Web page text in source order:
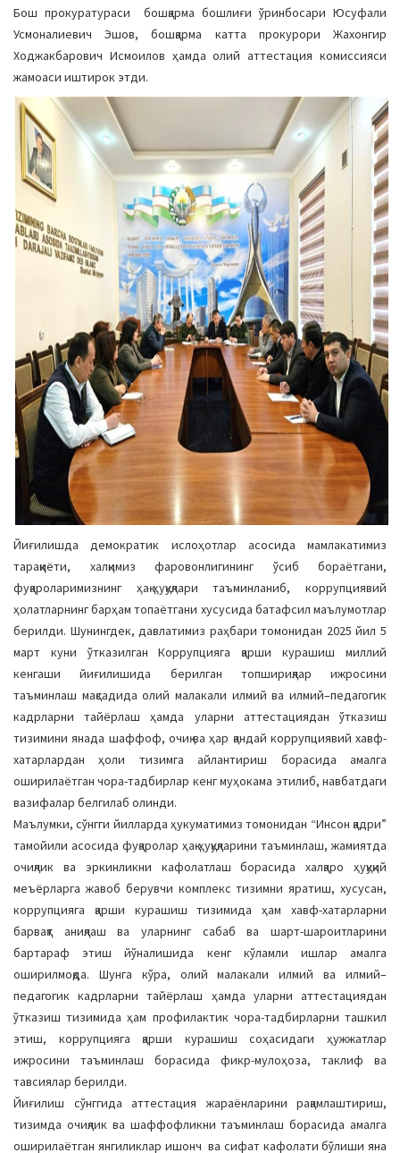
i
o
n
Бош прокуратураси бошқарма бошлиғи ўринбосари Юсуфали
Усмоналиевич Эшов, бошқарма катта прокурори Жахонгир
Ходжакбарович Исмоилов ҳамда олий аттестация комиссияси
жамоаси иштирок этди.
Йиғилишда демократик ислоҳотлар асосида мамлакатимиз
тараққиёти, халқимиз фаровонлигининг ўсиб бораётгани,
фуқароларимизнинг ҳақ-ҳуқуқлари таъминланиб, коррупциявий
ҳолатларнинг барҳам топаётгани хусусида батафсил маълумотлар
берилди. Шунингдек, давлатимиз раҳбари томонидан 2025 йил 5
март куни ўтказилган Коррупцияга қарши курашиш миллий
кенгаши йиғилишида берилган топшириқлар ижросини
таъминлаш мақсадида олий малакали илмий ва илмий–педагогик
кадрларни тайёрлаш ҳамда уларни аттестациядан ўтказиш
тизимини янада шаффоф, очиқ ва ҳар қандай коррупциявий хавф-
хатарлардан ҳоли тизимга айлантириш борасида амалга
оширилаётган чора-тадбирлар кенг муҳокама этилиб, навбатдаги
вазифалар белгилаб олинди.
Маълумки, сўнгги йилларда ҳукуматимиз томонидан “Инсон қадри”
тамойили асосида фуқаролар ҳақ-ҳуқуқларини таъминлаш, жамиятда
очиқлик ва эркинликни кафолатлаш борасида халқаро ҳуқуқий
меъёрларга жавоб берувчи комплекс тизимни яратиш, хусусан,
коррупцияга қарши курашиш тизимида ҳам хавф-хатарларни
барвақт аниқлаш ва уларнинг сабаб ва шарт-шароитларини
бартараф этиш йўналишида кенг кўламли ишлар амалга
оширилмоқда. Шунга кўра, олий малакали илмий ва илмий–
педагогик кадрларни тайёрлаш ҳамда уларни аттестациядан
ўтказиш тизимида ҳам профилактик чора-тадбирларни ташкил
этиш, коррупцияга қарши курашиш соҳасидаги ҳужжатлар
ижросини таъминлаш борасида фикр-мулоҳоза, таклиф ва
тавсиялар берилди.
Йиғилиш сўнггида аттестация жараёнларини рақамлаштириш,
тизимда очиқлик ва шаффофликни таъминлаш борасида амалга
оширилаётган янгиликлар ишонч ва сифат кафолати бўлиши яна